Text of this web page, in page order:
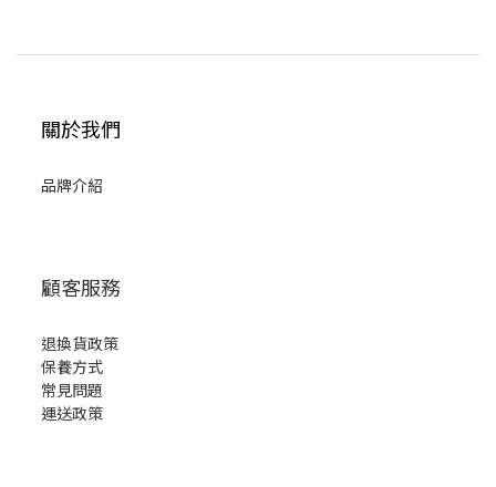
關於我們
品牌介紹
顧客服務
退換貨政策
保養方式
常見問題
運送政策